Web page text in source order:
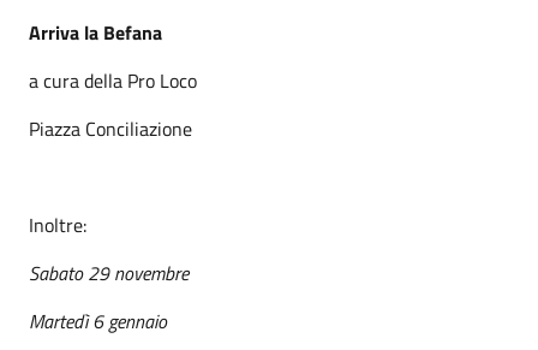
Arriva la Befana
a cura della Pro Loco
Piazza Conciliazione
Inoltre:
Sabato 29 novembre
Martedì 6 gennaio